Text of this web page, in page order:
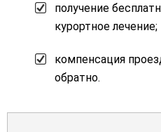
получение
курортное лечение;
компенсация
обратно.